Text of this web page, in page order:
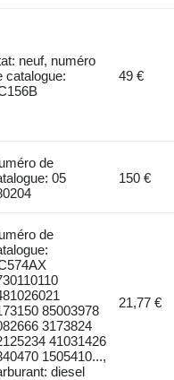
neuf, numéro
catalogue:
49 €
de
05
150 €
de
85003978
3173824
41031426
1505410...,
diesel
21,77 €